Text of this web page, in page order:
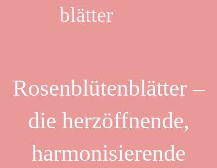
blätter
Rosenblütenblätter –
die herzöffnende,
harmonisierende